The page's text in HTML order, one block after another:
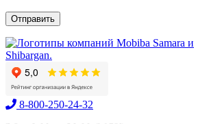
8-800-250-24-32